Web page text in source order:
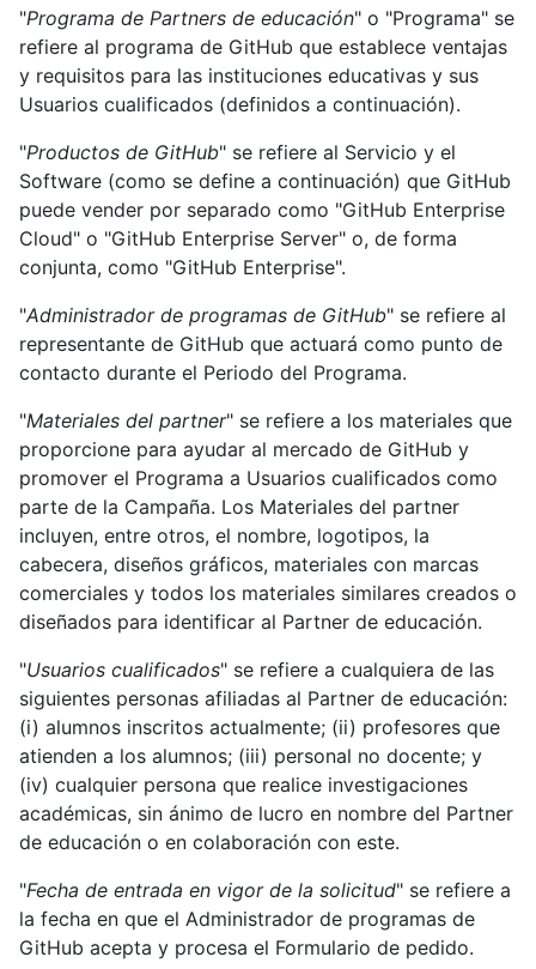
"Programa de Partners de educación" o "Programa" se
refiere al programa de GitHub que establece ventajas
y requisitos para las instituciones educativas y sus
Usuarios cualificados (definidos a continuación).
"Productos de GitHub" se refiere al Servicio y el
Software (como se define a continuación) que GitHub
puede vender por separado como "GitHub Enterprise
Cloud" o "GitHub Enterprise Server" o, de forma
conjunta, como "GitHub Enterprise".
"Administrador de programas de GitHub" se refiere al
representante de GitHub que actuará como punto de
contacto durante el Periodo del Programa.
"Materiales del partner" se refiere a los materiales que
proporcione para ayudar al mercado de GitHub y
promover el Programa a Usuarios cualificados como
parte de la Campaña. Los Materiales del partner
incluyen, entre otros, el nombre, logotipos, la
cabecera, diseños gráficos, materiales con marcas
comerciales y todos los materiales similares creados o
diseñados para identificar al Partner de educación.
"Usuarios cualificados" se refiere a cualquiera de las
siguientes personas afiliadas al Partner de educación:
(i) alumnos inscritos actualmente; (ii) profesores que
atienden a los alumnos; (iii) personal no docente; y
(iv) cualquier persona que realice investigaciones
académicas, sin ánimo de lucro en nombre del Partner
de educación o en colaboración con este.
"Fecha de entrada en vigor de la solicitud" se refiere a
la fecha en que el Administrador de programas de
GitHub acepta y procesa el Formulario de pedido.